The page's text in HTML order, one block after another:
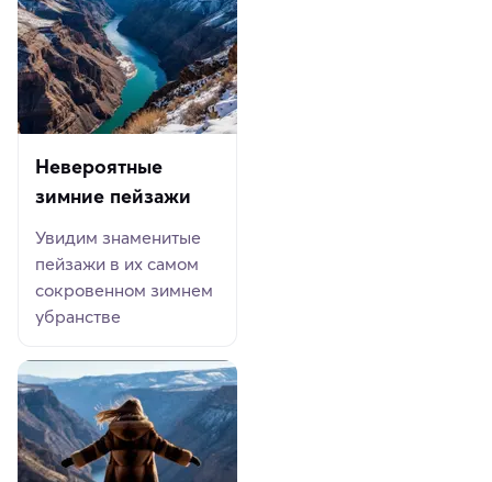
Невероятные
зимние пейзажи
Увидим знаменитые
пейзажи в их самом
сокровенном зимнем
убранстве